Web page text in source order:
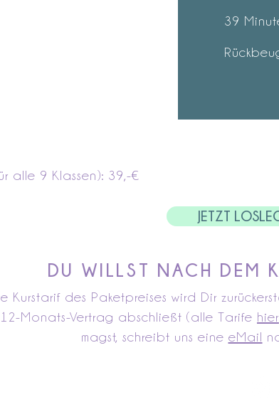
39
alle 9 Klassen): 39,-€
JETZT
DU WILLST NACH DEM
Kurstarif des Paketpreises wird Dir
12-Monats-Vertrag abschließt (alle Tarife hier
magst, schreibt uns eine eMail